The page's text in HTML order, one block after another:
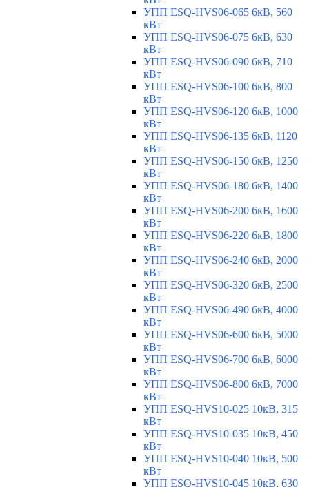
УПП ESQ-HVS06-065 6кВ, 560
кВт
УПП ESQ-HVS06-075 6кВ, 630
кВт
УПП ESQ-HVS06-090 6кВ, 710
кВт
УПП ESQ-HVS06-100 6кВ, 800
кВт
УПП ESQ-HVS06-120 6кВ, 1000
кВт
УПП ESQ-HVS06-135 6кВ, 1120
кВт
УПП ESQ-HVS06-150 6кВ, 1250
кВт
УПП ESQ-HVS06-180 6кВ, 1400
кВт
УПП ESQ-HVS06-200 6кВ, 1600
кВт
УПП ESQ-HVS06-220 6кВ, 1800
кВт
УПП ESQ-HVS06-240 6кВ, 2000
кВт
УПП ESQ-HVS06-320 6кВ, 2500
кВт
УПП ESQ-HVS06-490 6кВ, 4000
кВт
УПП ESQ-HVS06-600 6кВ, 5000
кВт
УПП ESQ-HVS06-700 6кВ, 6000
кВт
УПП ESQ-HVS06-800 6кВ, 7000
кВт
УПП ESQ-HVS10-025 10кВ, 315
кВт
УПП ESQ-HVS10-035 10кВ, 450
кВт
УПП ESQ-HVS10-040 10кВ, 500
кВт
УПП ESQ-HVS10-045 10кВ, 630